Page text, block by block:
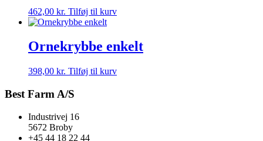
462,00 kr. Tilføj til kurv
Ornekrybbe enkelt
398,00 kr. Tilføj til kurv
Best Farm A/S
Industrivej 16
5672 Broby
+45 44 18 22 44